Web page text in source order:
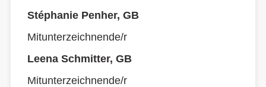
Stéphanie Penher, GB
Mitunterzeichnende/r
Leena Schmitter, GB
Mitunterzeichnende/r